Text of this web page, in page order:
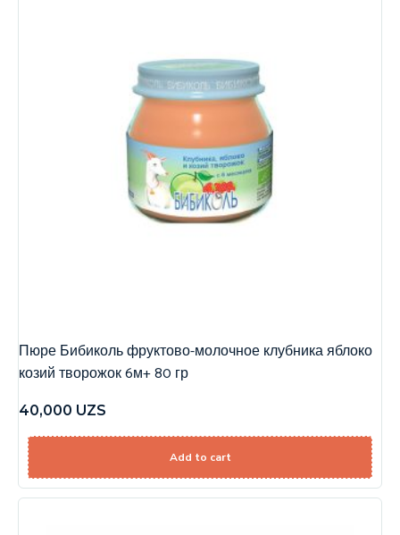
Пюре Бибиколь фруктово-молочное клубника яблоко
козий творожок 6м+ 80 гр
40,000 UZS
Add to cart